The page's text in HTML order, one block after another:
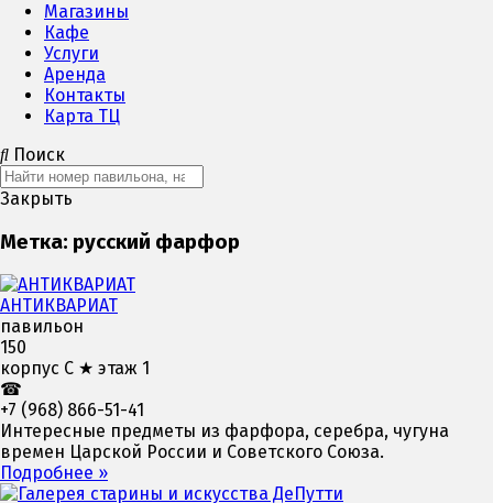
Магазины
Кафе
Услуги
Аренда
Контакты
Карта ТЦ
Поиск
Закрыть
Метка: русский фарфор
АНТИКВАРИАТ
павильон
150
корпус С ★ этаж 1
☎
+7 (968) 866-51-41
Интересные предметы из фарфора, серебра, чугуна
времен Царской России и Советского Союза.
Подробнее »